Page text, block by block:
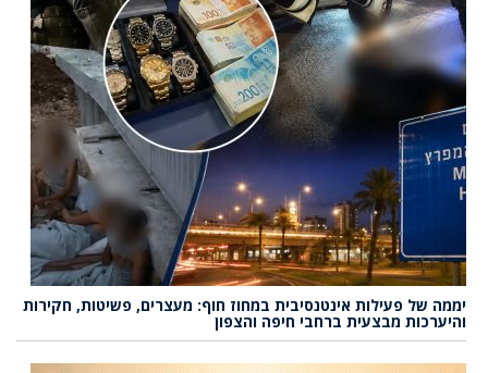
יממה של פעילות אינטנסיבית במחוז חוף: מעצרים, פשיטות, חקירות
והיערכות מבצעית ברחבי חיפה והצפון